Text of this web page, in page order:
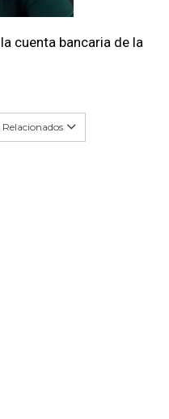
cuenta bancaria de la